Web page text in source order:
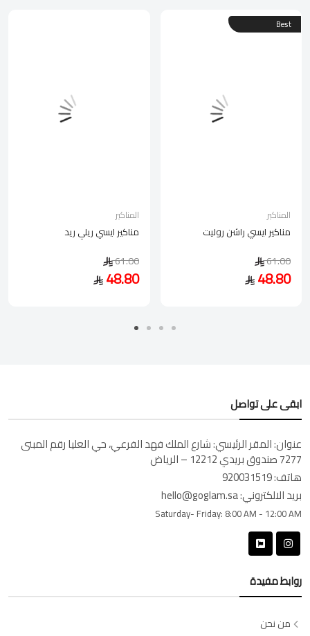
المناكير
مناكير ايسي ريلي ريد
61.00
48.80
Best
المناكير
مناكير ايسي راشن روليت
61.00
48.80
ابقى على تواصل
عنوان:المقر الرئيسي: شارع الملك فهد الفرعي، حي العليا رقم المبنى
7277 صندوق بريدي 12212 – الرياض
هاتف:920031519
بريد الالكتروني:hello@goglam.sa
Saturday- Friday: 8:00 AM - 12:00 AM
روابط مفيدة
من نحن